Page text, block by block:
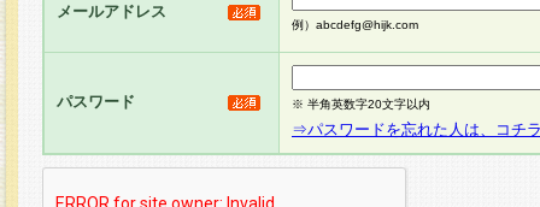
メールアドレス
例）abcdefg@hijk.com
パスワード ※ 半角英数字20文字以内
⇒パスワードを忘れた人は、コチ